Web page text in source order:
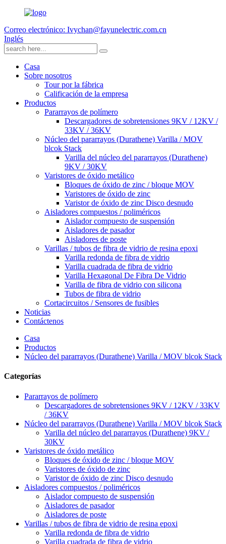
Correo electrónico: Ivychan@fayunelectric.com.cn
Inglés
Casa
Sobre nosotros
Tour por la fábrica
Calificación de la empresa
Productos
Pararrayos de polímero
Descargadores de sobretensiones 9KV / 12KV /
33KV / 36KV
Núcleo del pararrayos (Durathene) Varilla / MOV
blcok Stack
Varilla del núcleo del pararrayos (Durathene)
9KV / 30KV
Varistores de óxido metálico
Bloques de óxido de zinc / bloque MOV
Varistores de óxido de zinc
Varistor de óxido de zinc Disco desnudo
Aisladores compuestos / poliméricos
Aislador compuesto de suspensión
Aisladores de pasador
Aisladores de poste
Varillas / tubos de fibra de vidrio de resina epoxi
Varilla redonda de fibra de vidrio
Varilla cuadrada de fibra de vidrio
Varilla Hexagonal De Fibra De Vidrio
Varilla de fibra de vidrio con silicona
Tubos de fibra de vidrio
Cortacircuitos / Sensores de fusibles
Noticias
Contáctenos
Casa
Productos
Núcleo del pararrayos (Durathene) Varilla / MOV blcok Stack
Categorías
Pararrayos de polímero
Descargadores de sobretensiones 9KV / 12KV / 33KV
/ 36KV
Núcleo del pararrayos (Durathene) Varilla / MOV blcok Stack
Varilla del núcleo del pararrayos (Durathene) 9KV /
30KV
Varistores de óxido metálico
Bloques de óxido de zinc / bloque MOV
Varistores de óxido de zinc
Varistor de óxido de zinc Disco desnudo
Aisladores compuestos / poliméricos
Aislador compuesto de suspensión
Aisladores de pasador
Aisladores de poste
Varillas / tubos de fibra de vidrio de resina epoxi
Varilla redonda de fibra de vidrio
Varilla cuadrada de fibra de vidrio